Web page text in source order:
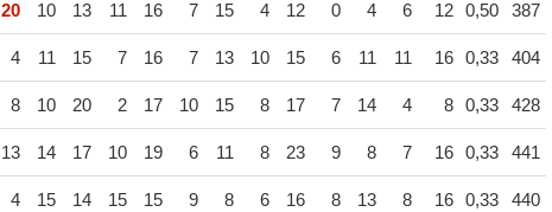
20 10 13 11 16 7 15 4 12 0 4 6 12 0,50 387
4 11 15 7 16 7 13 10 15 6 11 11 16 0,33 404
8 10 20 2 17 10 15 8 17 7 14 4 8 0,33 428
13 14 17 10 19 6 11 8 23 9 8 7 16 0,33 441
4 15 14 15 15 9 8 6 16 8 13 8 16 0,33 440